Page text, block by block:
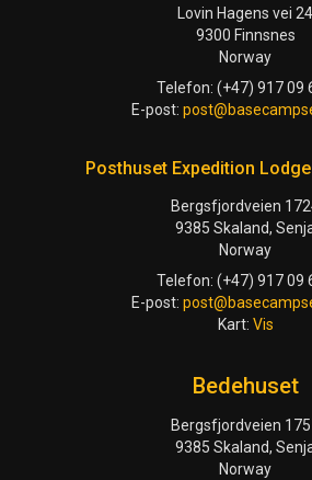
Lovin Hagens vei 24
9300 Finnsnes
Norway
Telefon: (+47) 917 09
E-post:
Posthuset Expedition
Bergsfjordveien
9385 Skaland,
Norway
Telefon: (+47) 917 09
E-post:
Kart: Vis
Bedehuset
Bergsfjordveien
9385 Skaland,
Norway